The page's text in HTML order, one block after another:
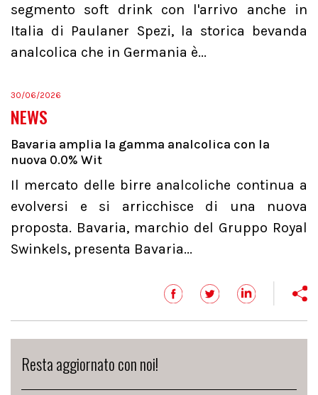
segmento soft drink con l'arrivo anche in
Italia di Paulaner Spezi, la storica bevanda
analcolica che in Germania è...
30/06/2026
NEWS
Bavaria amplia la gamma analcolica con la
nuova 0.0% Wit
Il mercato delle birre analcoliche continua a
evolversi e si arricchisce di una nuova
proposta. Bavaria, marchio del Gruppo Royal
Swinkels, presenta Bavaria...
Resta aggiornato con noi!